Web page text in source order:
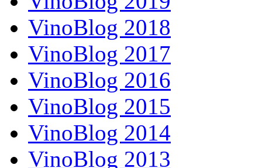
VinoBlog 2018
VinoBlog 2017
VinoBlog 2016
VinoBlog 2015
VinoBlog 2014
VinoBlog 2013